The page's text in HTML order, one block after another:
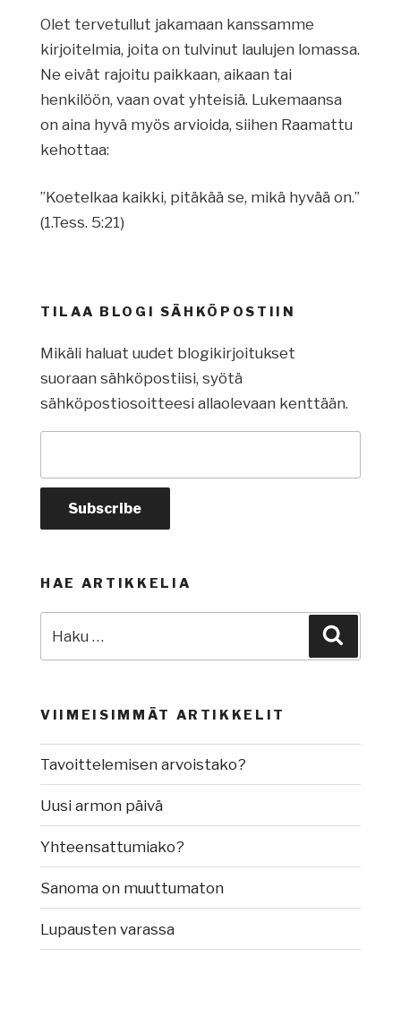
Olet tervetullut jakamaan kanssamme
kirjoitelmia, joita on tulvinut laulujen lomassa.
Ne eivät rajoitu paikkaan, aikaan tai
henkilöön, vaan ovat yhteisiä. Lukemaansa
on aina hyvä myös arvioida, siihen Raamattu
kehottaa:
”Koetelkaa kaikki, pitäkää se, mikä hyvää on.”
(1.Tess. 5:21)
TILAA BLOGI SÄHKÖPOSTIIN
Mikäli haluat uudet blogikirjoitukset
suoraan sähköpostiisi, syötä
sähköpostiosoitteesi allaolevaan kenttään.
HAE ARTIKKELIA
VIIMEISIMMÄT ARTIKKELIT
Tavoittelemisen arvoistako?
Uusi armon päivä
Yhteensattumiako?
Sanoma on muuttumaton
Lupausten varassa